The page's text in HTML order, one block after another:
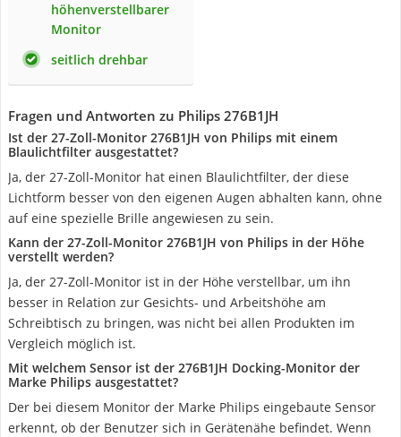
höhenverstellbarer
Monitor
seitlich drehbar
Fragen und Antworten zu Philips 276B1JH
Ist der 27-Zoll-Monitor 276B1JH von Philips mit einem
Blaulichtfilter ausgestattet?
Ja, der 27-Zoll-Monitor hat einen Blaulichtfilter, der diese
Lichtform besser von den eigenen Augen abhalten kann, ohne
auf eine spezielle Brille angewiesen zu sein.
Kann der 27-Zoll-Monitor 276B1JH von Philips in der Höhe
verstellt werden?
Ja, der 27-Zoll-Monitor ist in der Höhe verstellbar, um ihn
besser in Relation zur Gesichts- und Arbeitshöhe am
Schreibtisch zu bringen, was nicht bei allen Produkten im
Vergleich möglich ist.
Mit welchem Sensor ist der 276B1JH Docking-Monitor der
Marke Philips ausgestattet?
Der bei diesem Monitor der Marke Philips eingebaute Sensor
erkennt, ob der Benutzer sich in Gerätenähe befindet. Wenn